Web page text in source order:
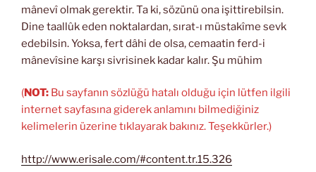
mânevî olmak gerektir. Ta ki, sözünü ona işittirebilsin.
Dine taallûk eden noktalardan, sırat-ı müstakîme sevk
edebilsin. Yoksa, fert dâhi de olsa, cemaatin ferd-i
mânevîsine karşı sivrisinek kadar kalır. Şu mühim
(NOT: Bu sayfanın sözlüğü hatalı olduğu için lütfen ilgili
internet sayfasına giderek anlamını bilmediğiniz
kelimelerin üzerine tıklayarak bakınız. Teşekkürler.)
http://www.erisale.com/#content.tr.15.326